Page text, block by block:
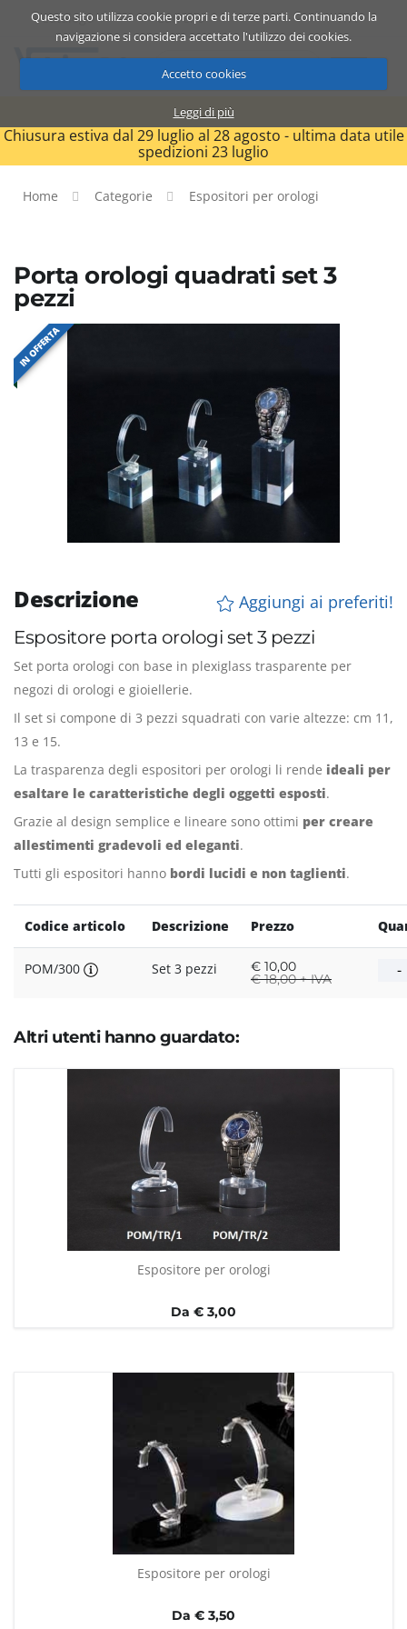
Questo sito utilizza cookie propri e di terze parti. Continuando la
navigazione si considera accettato l'utilizzo dei cookies.
Accetto cookies
Leggi di più
Catalogo Carrello ITA
Chiusura estiva dal 29 luglio al 28 agosto - ultima data utile
spedizioni 23 luglio
Home Categorie Espositori per orologi
Porta orologi quadrati set 3
pezzi
IN OFFERTA
Descrizione
Aggiungi ai preferiti!
Espositore porta orologi set 3 pezzi
Set porta orologi con base in plexiglass trasparente per
negozi di orologi e gioiellerie.
Il set si compone di 3 pezzi squadrati con varie altezze: cm 11,
13 e 15.
La trasparenza degli espositori per orologi li rende ideali per
esaltare le caratteristiche degli oggetti esposti.
Grazie al design semplice e lineare sono ottimi per creare
allestimenti gradevoli ed eleganti.
Tutti gli espositori hanno bordi lucidi e non taglienti.
Codice articolo Descrizione Prezzo
POM/300 Set 3 pezzi € 10,00
€18,00 + IVA
Altri utenti hanno guardato:
Espositore per orologi
Da € 3,00
Espositore per orologi
Da € 3,50